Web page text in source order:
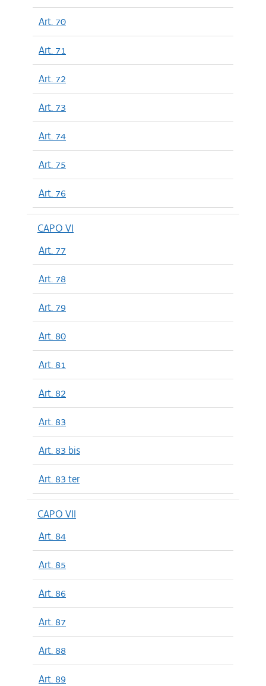
Art. 70
Art. 71
Art. 72
Art. 73
Art. 74
Art. 75
Art. 76
CAPO VI
Art. 77
Art. 78
Art. 79
Art. 80
Art. 81
Art. 82
Art. 83
Art. 83 bis
Art. 83 ter
CAPO VII
Art. 84
Art. 85
Art. 86
Art. 87
Art. 88
Art. 89